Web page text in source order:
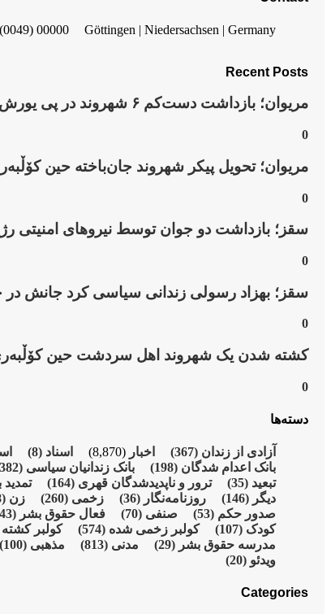
Göttingen | Niedersachsen | Germany
00000
Recent Posts
مریوان؛ بازداشت دست‌کم ۶ شهروند در پی یورش نیروهای امنیتی به روستای “نێ”
0
مریوان؛ تحویل پیکر شهروند جان‌باخته حین
0
سقز؛ بازداشت دو جوان توسط نیروهای امنیتی
0
سقز؛ بهزاد رسولی زندانی سیاسی کرد جانش
0
کشتە شدن یک شهروند اهل سردشت حین
0
دسته‌ها
آزادی از زندان (367) اخبار (8,870) اسناد (8)
بانک اعدام شدگان (198) بانک زندانیان سیاسی (382)
تبعید (35) ترور و ناپدیدشدگان قهری (164)
دیگر (146) روزنامەنگار (36) زخمی (260) زن (228)
صدور حکم (53) صنفی (70) فعال حقوق بشر (43)
کودک (107) کولبر زخمی شدە (574) کولبر
مدرسە حقوق بشر (29) مدنی (813) مذهبی (100)
ویدئو (20)
Categories